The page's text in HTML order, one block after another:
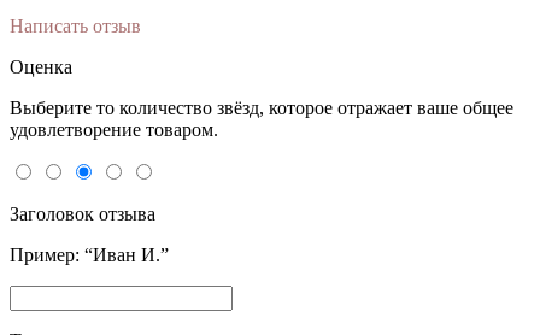
Написать отзыв
Оценка
Выберите то количество звёзд, которое отражает ваше общее
удовлетворение товаром.
Заголовок отзыва
Пример: “Иван И.”